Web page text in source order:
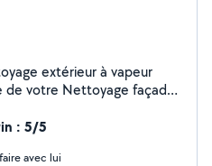
de votre Nettoyage façade
: 5/5
avec lui